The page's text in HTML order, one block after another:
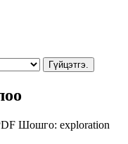
Гүйцэтгэ.
Шошго: exploration